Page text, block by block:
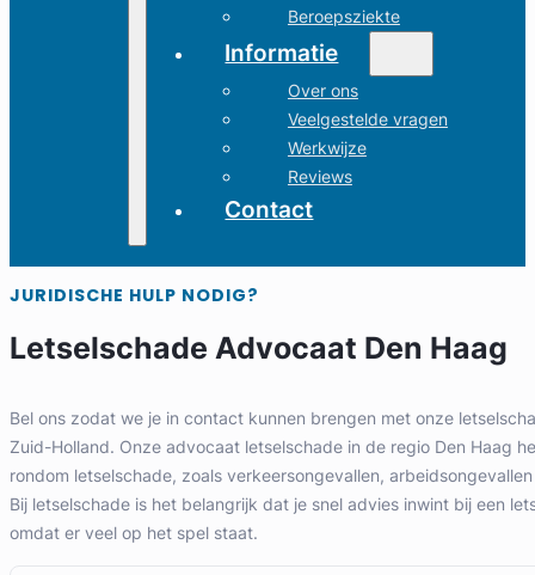
Beroepsziekte
Informatie
Over ons
Veelgestelde vragen
Werkwijze
Reviews
Contact
JURIDISCHE HULP NODIG?
Letselschade Advocaat Den Haag
Bel ons zodat we je in contact kunnen brengen met onze
Zuid-Holland. Onze advocaat letselschade in de regio Den Haag
rondom letselschade, zoals verkeersongevallen,
Bij letselschade is het belangrijk dat je snel advies inwint bij een
omdat er veel op het spel staat.